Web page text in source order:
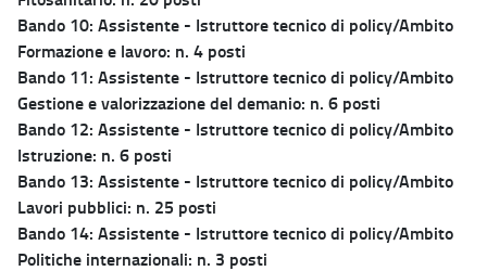
Bando 10: Assistente - Istruttore tecnico di policy/Ambito
Formazione e lavoro: n. 4 posti
Bando 11: Assistente - Istruttore tecnico di policy/Ambito
Gestione e valorizzazione del demanio: n. 6 posti
Bando 12: Assistente - Istruttore tecnico di policy/Ambito
Istruzione: n. 6 posti
Bando 13: Assistente - Istruttore tecnico di policy/Ambito
Lavori pubblici: n. 25 posti
Bando 14: Assistente - Istruttore tecnico di policy/Ambito
Politiche internazionali: n. 3 posti